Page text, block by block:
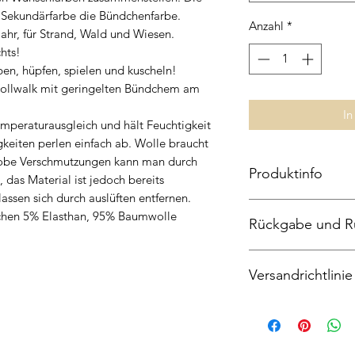
die Bündchenfarbe.
für Strand, Wald und Wiesen.
hüpfen, spielen und kuscheln!
mit geringelten Bündchem am
und hält Feuchtigkeit
perlen einfach ab. Wolle braucht
Verschmutzungen kann man durch
das Material ist jedoch bereits
sich durch auslüften entfernen.
5% Elasthan, 95% Baumwolle
Anzahl *
Produktinfo
Bündchen
Rückgabe und
Sie haben das
an dem Sie oder
Versandrichtlinie
ab Zahlung.